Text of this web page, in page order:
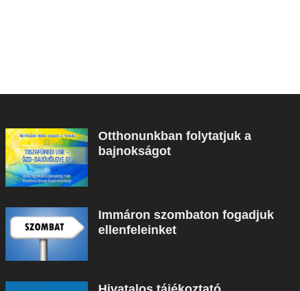
Otthonunkban folytatjuk a
bajnokságot
Immáron szombaton fogadjuk
ellenfeleinket